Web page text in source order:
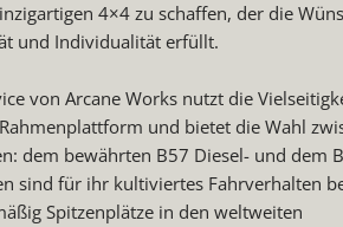
4×4 zu schaffen, der die
und Individualität erfüllt.
von Arcane Works nutzt die
und bietet die Wahl
dem bewährten B57 Diesel- und dem
sind für ihr kultiviertes Fahrverhalten
Spitzenplätze in den weltweiten